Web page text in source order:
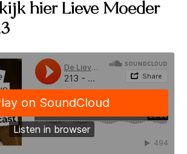
hier Lieve Moeder